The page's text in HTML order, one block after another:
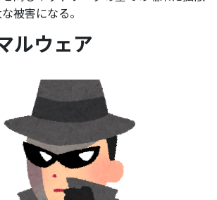
被害になる。
ルウェア